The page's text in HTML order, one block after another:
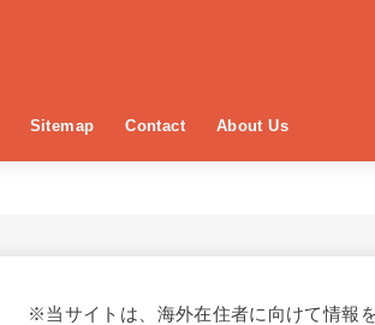
Sitemap Contact About Us
※当サイトは、海外在住者に向けて情報